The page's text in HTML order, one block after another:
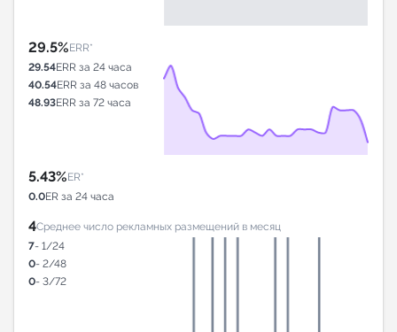
29.5%ERR*
29.54ERR за 24 часа
40.54ERR за 48 часов
48.93ERR за 72 часа
5.43%ER*
0.0ER за 24 часа
4Среднее число рекламных размещений в месяц
7- 1/24
0- 2/48
0- 3/72